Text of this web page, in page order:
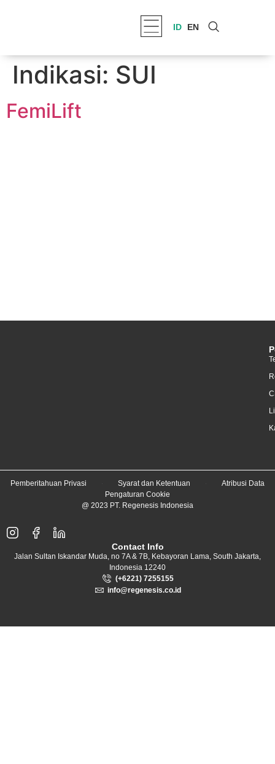
ID EN
Indikasi: SUI
FemiLift
Pemberitahuan Privasi Syarat dan Ketentuan
Atribusi Data
Pengaturan Cookie
@ 2023 PT. Regenesis Indonesia
Contact Info
Jalan Sultan Iskandar Muda, no 7A & 7B, Kebayoran Lama, South Jakarta,
Indonesia 12240
(+6221) 7255155
info@regenesis.co.id